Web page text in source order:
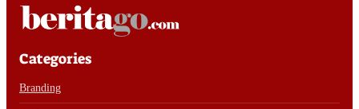
Categories
Branding